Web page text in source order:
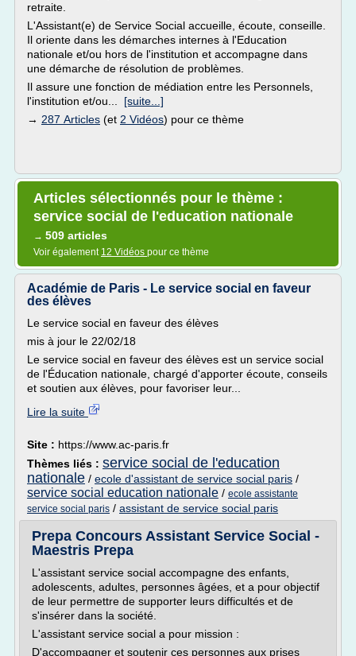
retraite.
L'Assistant(e) de Service Social accueille, écoute, conseille.
Il oriente dans les démarches internes à l'Education
nationale et/ou hors de l'institution et accompagne dans
une démarche de résolution de problèmes.
Il assure une fonction de médiation entre les Personnels,
l'institution et/ou... [suite...]
→ 287 Articles (et 2 Vidéos) pour ce thème
Articles sélectionnés pour le thème :
service social de l'education nationale
→ 509 articles
Voir également 12 Vidéos pour ce thème
Académie de Paris - Le service social en faveur
des élèves
Le service social en faveur des élèves
mis à jour le 22/02/18
Le service social en faveur des élèves est un service social
de l'Éducation nationale, chargé d'apporter écoute, conseils
et soutien aux élèves, pour favoriser leur...
Lire la suite
Site : https://www.ac-paris.fr
Thèmes liés : service social de l'education
nationale / ecole d'assistant de service social paris /
service social education nationale / ecole assistante
service social paris / assistant de service social paris
Prepa Concours Assistant Service Social -
Maestris Prepa
L'assistant service social accompagne des enfants,
adolescents, adultes, personnes âgées, et a pour objectif
de leur permettre de supporter leurs difficultés et de
s'insérer dans la société.
L'assistant service social a pour mission :
D'accompagner et soutenir ces personnes aux prises